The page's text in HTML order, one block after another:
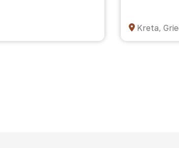
Kreta,